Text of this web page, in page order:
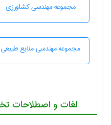
مجموعه مهندسی كشاورزی
مجموعه مهندسی منابع طبيعی
لغات و اصطلاحات